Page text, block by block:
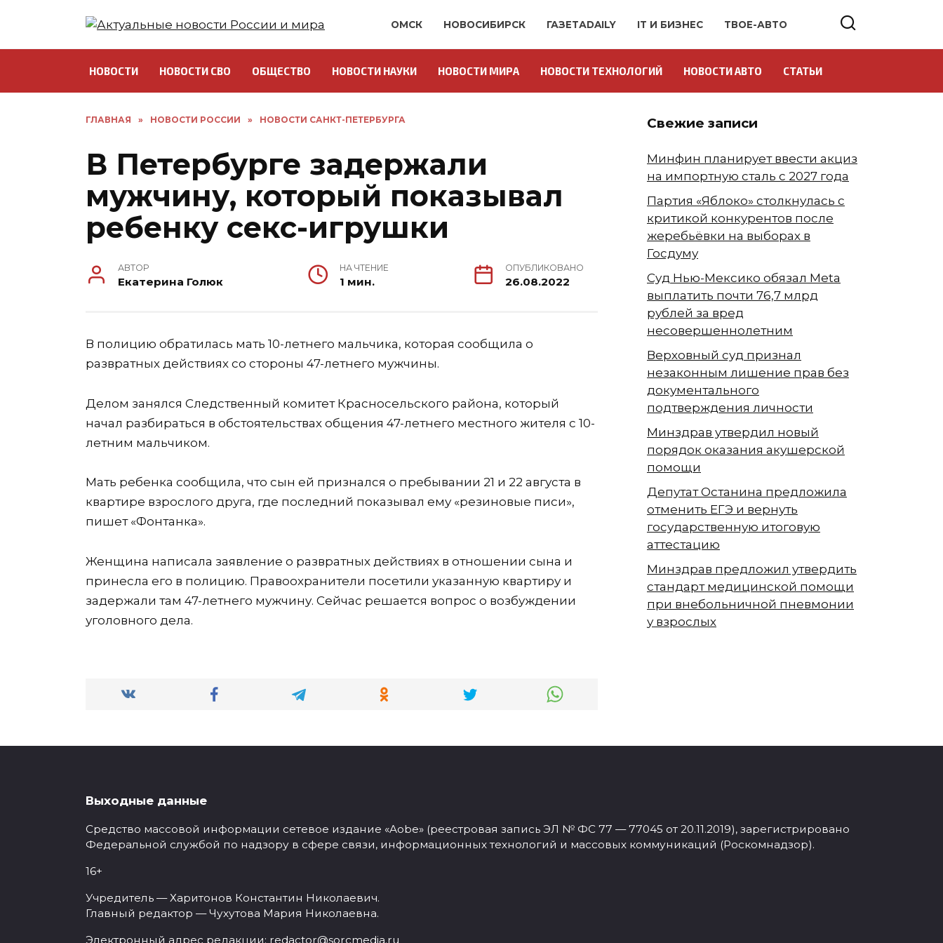
ОМСК НОВОСИБИРСК ГАЗЕТАDAILY IT И БИЗНЕС ТВОЕ-АВТО
НОВОСТИ НОВОСТИ СВО ОБЩЕСТВО НОВОСТИ НАУКИ НОВОСТИ МИРА НОВОСТИ ТЕХНОЛОГИЙ НОВОСТИ АВТО СТАТЬИ
ГЛАВНАЯ » НОВОСТИ РОССИИ » НОВОСТИ САНКТ-ПЕТЕРБУРГА
В Петербурге задержали
мужчину, который показывал
ребенку секс-игрушки
АВТОР
Екатерина Голюк
НА ЧТЕНИЕ
1 мин.
ОПУБЛИКОВАНО
26.08.2022
В полицию обратилась мать 10-летнего мальчика, которая сообщила о
развратных действиях со стороны 47-летнего мужчины.
Делом занялся Следственный комитет Красносельского района, который
начал разбираться в обстоятельствах общения 47-летнего местного жителя с 10-
летним мальчиком.
Мать ребенка сообщила, что сын ей признался о пребывании 21 и 22 августа в
квартире взрослого друга, где последний показывал ему «резиновые писи»,
пишет «Фонтанка».
Женщина написала заявление о развратных действиях в отношении сына и
принесла его в полицию. Правоохранители посетили указанную квартиру и
задержали там 47-летнего мужчину. Сейчас решается вопрос о возбуждении
уголовного дела.
Свежие записи
Минфин планирует ввести акциз
на импортную сталь с 2027 года
Партия «Яблоко» столкнулась с
критикой конкурентов после
жеребьёвки на выборах в
Госдуму
Суд Нью-Мексико обязал Meta
выплатить почти 76,7 млрд
рублей за вред
несовершеннолетним
Верховный суд признал
незаконным лишение прав без
документального
подтверждения личности
Минздрав утвердил новый
порядок оказания акушерской
помощи
Депутат Останина предложила
отменить ЕГЭ и вернуть
государственную итоговую
аттестацию
Минздрав предложил утвердить
стандарт медицинской помощи
при внебольничной пневмонии
у взрослых
Выходные данные
Средство массовой информации сетевое издание «Aobe» (реестровая запись ЭЛ № ФС 77 — 77045 от 20.11.2019), зарегистрировано
Федеральной службой по надзору в сфере связи, информационных технологий и массовых коммуникаций (Роскомнадзор).
16+
Учредитель — Харитонов Константин Николаевич.
Главный редактор — Чухутова Мария Николаевна.
Электронный адрес редакции: redactor@sorcmedia.ru